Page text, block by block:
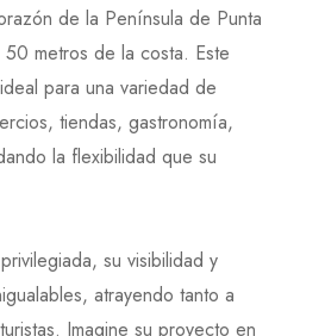
de la Península de Punta
metros de la costa. Este
para una variedad de
tiendas, gastronomía,
la flexibilidad que su
su visibilidad y
atrayendo tanto a
Imagine su proyecto en